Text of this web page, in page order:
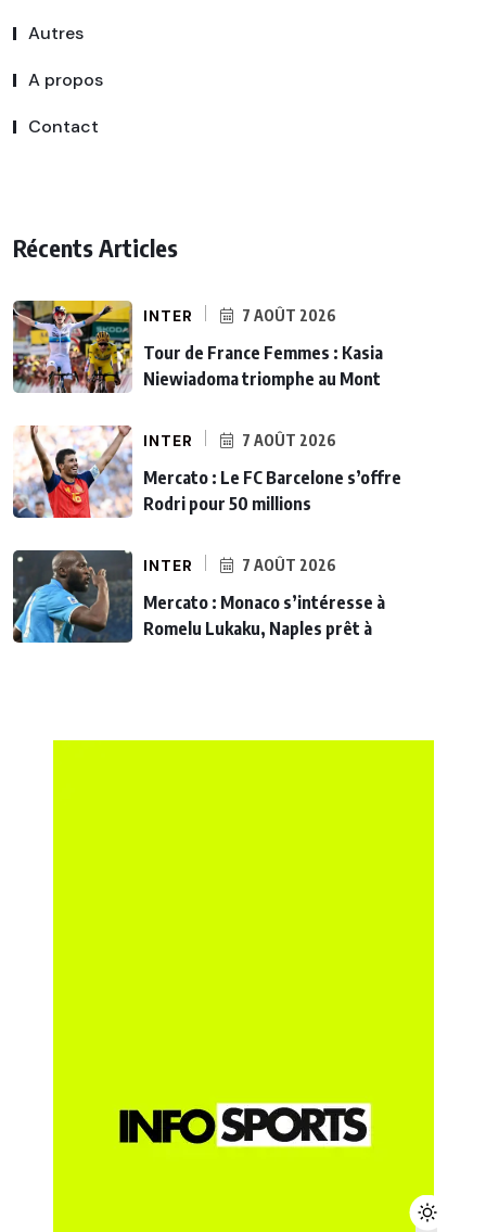
Autres
A propos
Contact
Récents Articles
INTER 7 AOÛT 2026
Tour de France Femmes : Kasia
Niewiadoma triomphe au Mont
INTER 7 AOÛT 2026
Mercato : Le FC Barcelone s’offre
Rodri pour 50 millions
INTER 7 AOÛT 2026
Mercato : Monaco s’intéresse à
Romelu Lukaku, Naples prêt à